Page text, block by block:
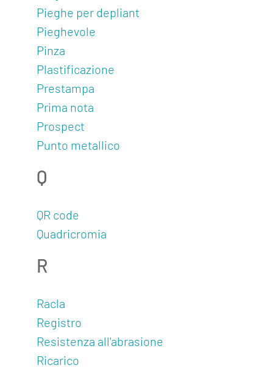
Pieghe per depliant
Pieghevole
Pinza
Plastificazione
Prestampa
Prima nota
Prospect
Punto metallico
Q
QR code
Quadricromia
R
Racla
Registro
Resistenza all'abrasione
Ricarico